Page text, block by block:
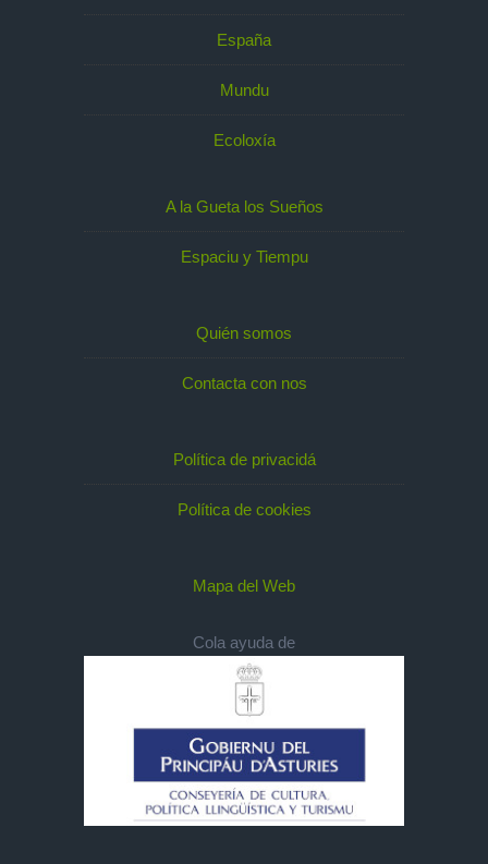
España
Mundu
Ecoloxía
A la Gueta los Sueños
Espaciu y Tiempu
Quién somos
Contacta con nos
Política de privacidá
Política de cookies
Mapa del Web
Cola ayuda de